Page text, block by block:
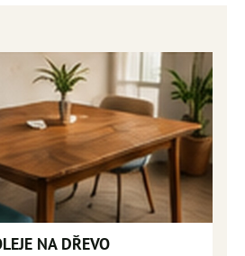
NA DŘEVO